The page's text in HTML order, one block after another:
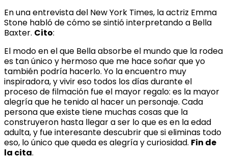
En una entrevista del New York Times, la actriz Emma
Stone habló de cómo se sintió interpretando a Bella
Baxter. Cito:
El modo en el que Bella absorbe el mundo que la rodea
es tan único y hermoso que me hace soñar que yo
también podría hacerlo. Yo la encuentro muy
inspiradora, y vivir eso todos los días durante el
proceso de filmación fue el mayor regalo: es la mayor
alegría que he tenido al hacer un personaje. Cada
persona que existe tiene muchas cosas que la
construyeron hasta llegar a ser lo que es en la edad
adulta, y fue interesante descubrir que si eliminas todo
eso, lo único que queda es alegría y curiosidad. Fin de
la cita.